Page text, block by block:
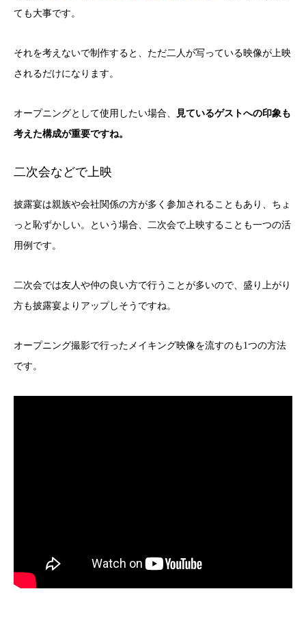
ても大事です。
それを考えないで制作すると、ただ二人が写っている映像が上映
されるだけになります。
オープニングとして使用したい場合、
見ているゲストへの印象も
考えた構成が重要ですね。
二次会などで上映
披露宴は親族や会社関係の方が多く参加されることもあり、ちょ
っと恥ずかしい。という場合、二次会で上映することも一つの活
用例です。
二次会では友人や仲の良い方で行うことが多いので、盛り上がり
方も披露宴よりアップしそうですね。
オープニング撮影で行ったメイキング映像を流すのも1つの方法
です。